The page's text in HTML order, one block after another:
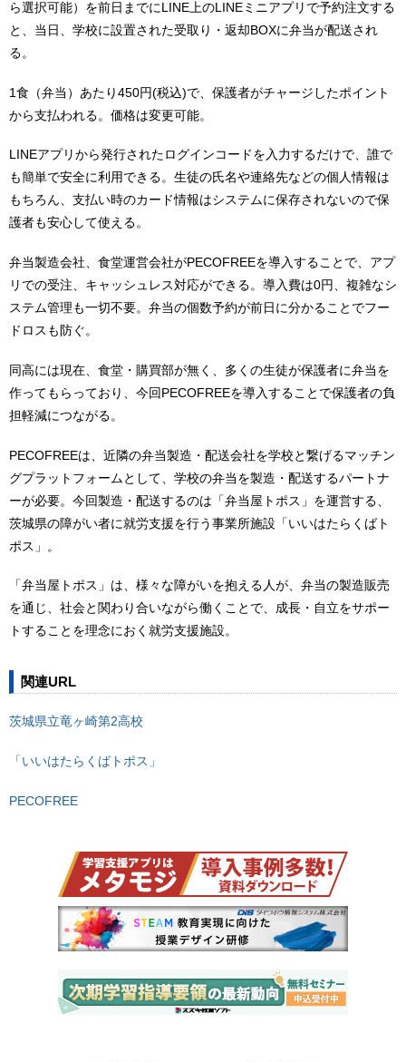
ら選択可能）を前日までにLINE上のLINEミニアプリで予約注文する
と、当日、学校に設置された受取り・返却BOXに弁当が配送され
る。
1食（弁当）あたり450円(税込)で、保護者がチャージしたポイント
から支払われる。価格は変更可能。
LINEアプリから発行されたログインコードを入力するだけで、誰で
も簡単で安全に利用できる。生徒の氏名や連絡先などの個人情報は
もちろん、支払い時のカード情報はシステムに保存されないので保
護者も安心して使える。
弁当製造会社、食堂運営会社がPECOFREEを導入することで、アプ
リでの受注、キャッシュレス対応ができる。導入費は0円、複雑なシ
ステム管理も一切不要。弁当の個数予約が前日に分かることでフー
ドロスも防ぐ。
同高には現在、食堂・購買部が無く、多くの生徒が保護者に弁当を
作ってもらっており、今回PECOFREEを導入することで保護者の負
担軽減につながる。
PECOFREEは、近隣の弁当製造・配送会社を学校と繋げるマッチン
グプラットフォームとして、学校の弁当を製造・配送するパートナ
ーが必要。今回製造・配送するのは「弁当屋トポス」を運営する、
茨城県の障がい者に就労支援を行う事業所施設「いいはたらくばト
ポス」。
「弁当屋トポス」は、様々な障がいを抱える人が、弁当の製造販売
を通じ、社会と関わり合いながら働くことで、成長・自立をサポー
トすることを理念におく就労支援施設。
関連URL
茨城県立竜ヶ崎第2高校
「いいはたらくばトポス」
PECOFREE